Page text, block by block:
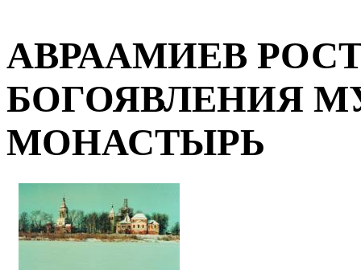
АВРААМИЕВ
БОГОЯВЛЕНИЯ
МОНАСТЫРЬ